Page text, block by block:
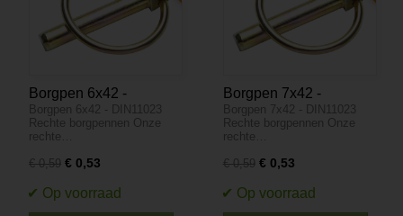
Borgpen 6x42 -
DIN11023 - OP=OP
Borgpen 6x42 - DIN11023
Rechte borgpennen Onze
rechte…
€ 0,59 € 0,53
Borgpen 7x42 -
DIN11023 - OP=OP
Borgpen 7x42 - DIN11023
Rechte borgpennen Onze
rechte…
€ 0,59 € 0,53